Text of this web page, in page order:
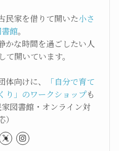
民家を借りて開いた小さ
館。
かな時間を過ごしたい人
て開いています。
向けに、
「自分で育て
り」のワークショップも
図書館・オンライン対
）